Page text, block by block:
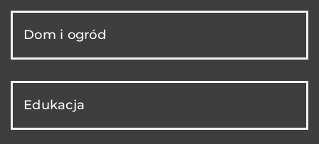
Dom i ogród
Edukacja